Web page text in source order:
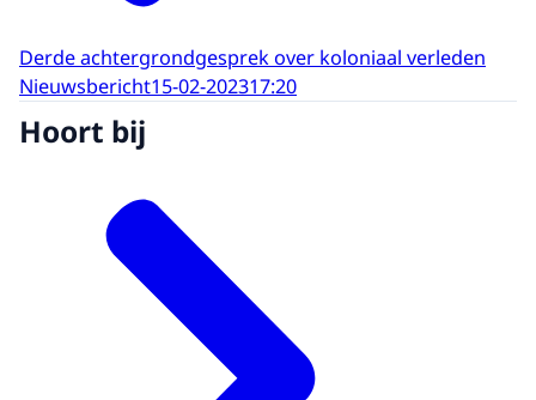
Derde achtergrondgesprek over koloniaal verleden
Nieuwsbericht15-02-202317:20
Hoort bij